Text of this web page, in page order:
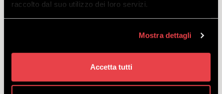
raccolto dal suo utilizzo dei loro servizi.
Mostra dettagli
Accetta tutti
a partire
da€259.50